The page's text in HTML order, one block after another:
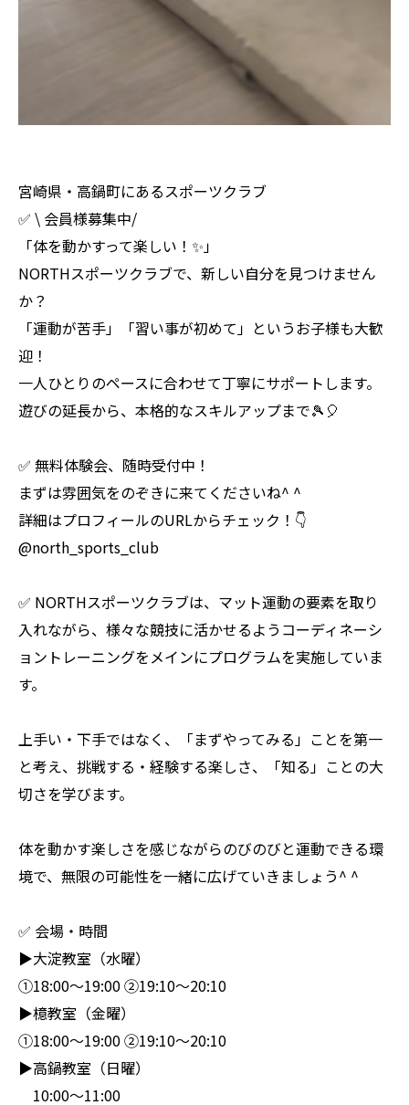
宮崎県・高鍋町にあるスポーツクラブ
✅ \ 会員様募集中/
「体を動かすって楽しい！✨」
NORTHスポーツクラブで、新しい自分を見つけません
か？
「運動が苦手」「習い事が初めて」というお子様も大歓
迎！
一人ひとりのペースに合わせて丁寧にサポートします。
遊びの延長から、本格的なスキルアップまで🎾🎈
✅ 無料体験会、随時受付中！
まずは雰囲気をのぞきに来てくださいね^ ^
詳細はプロフィールのURLからチェック！👇
@north_sports_club
✅ NORTHスポーツクラブは、マット運動の要素を取り
入れながら、様々な競技に活かせるようコーディネーシ
ョントレーニングをメインにプログラムを実施していま
す。
上手い・下手ではなく、「まずやってみる」ことを第一
と考え、挑戦する・経験する楽しさ、「知る」ことの大
切さを学びます。
体を動かす楽しさを感じながらのびのびと運動できる環
境で、無限の可能性を一緒に広げていきましょう^ ^
✅ 会場・時間
▶︎大淀教室（水曜）
①18:00〜19:00 ②19:10〜20:10
▶︎檍教室（金曜）
①18:00〜19:00 ②19:10〜20:10
▶︎高鍋教室（日曜）
10:00〜11:00